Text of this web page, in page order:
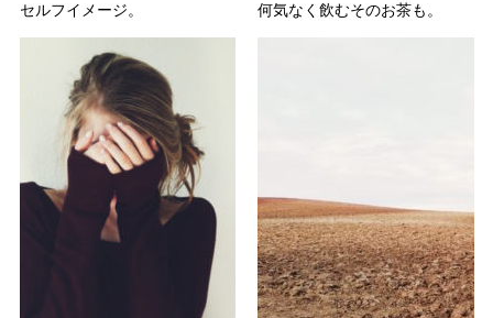
セルフイメージ。 何気なく飲むそのお茶も。